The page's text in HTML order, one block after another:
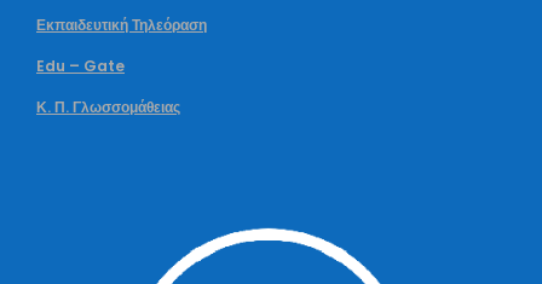
Εκπαιδευτική Τηλεόραση
Edu – Gate
Κ. Π. Γλωσσομάθειας